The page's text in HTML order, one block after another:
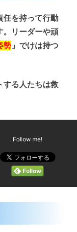
任を持って行動
。リーダーや頑
勢 」でけは持つ
する人たちは救
Follow me!